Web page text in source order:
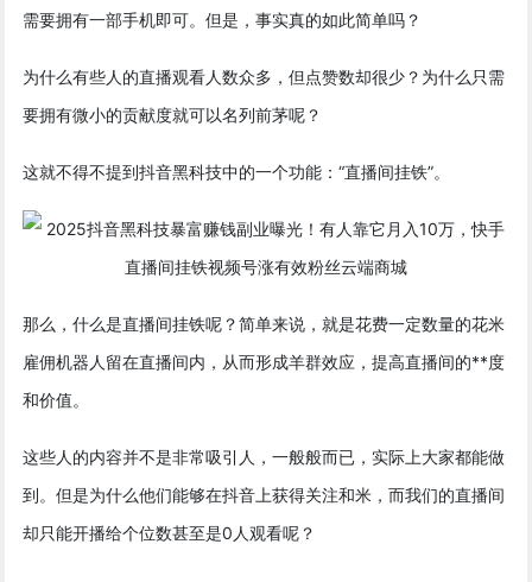
需要拥有一部手机即可。但是，事实真的如此简单吗？
为什么有些人的直播观看人数众多，但点赞数却很少？为什么只需
要拥有微小的贡献度就可以名列前茅呢？
这就不得不提到抖音黑科技中的一个功能：“直播间挂铁”。
那么，什么是直播间挂铁呢？简单来说，就是花费一定数量的花米
雇佣机器人留在直播间内，从而形成羊群效应，提高直播间的**度
和价值。
这些人的内容并不是非常吸引人，一般般而已，实际上大家都能做
到。但是为什么他们能够在抖音上获得关注和米，而我们的直播间
却只能开播给个位数甚至是0人观看呢？